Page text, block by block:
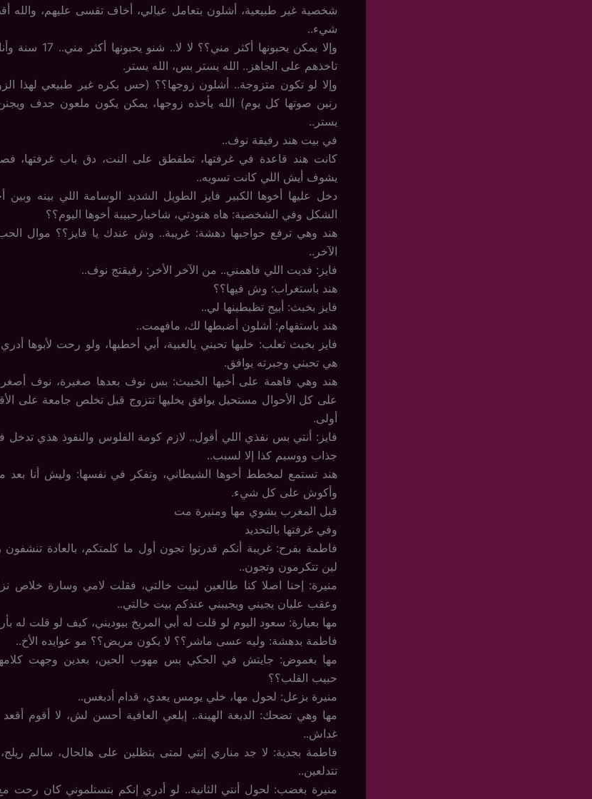
شخصية غير طبيعية، أشلون بتعامل عيالي، أخاف تقسى عليهم، والله
شيء..
وإلا يمكن يحبونها
تاخذهم على الجاهز.. الله يستر بس، الله يستر.
وإلا لو تكون متزوجة.. أشلون زوجها؟؟ (حس بكره غير طبيعي لهذا
رنين صوتها كل يوم) الله يأخذه زوجها، يمكن يكون ملعون جدف ويجنن
يستر..
في بيت هند رفيقة نوف..
كانت هند قاعدة في غرفتها، تطقطق على النت، دق باب غرفتها،
يشوف أيش اللي كانت تسويه..
دخل عليها أخوها الكبير فايز الطويل الشديد الوسامة اللي بينه
الشكل وفي الشخصية: هاه هنودتي، شاخبارحبيبة أخوها اليوم؟؟
هند وهي ترفع حواجبها دهشة: غريبة.. وش عندك يا فايز؟؟ موال
الآخر..
فايز: فديت اللي فاهمني.. من الآخر الأخر: رفيقتج نوف..
هند باستغراب: وش فيها؟؟
فايز بخبث: أبيج تظبطينها لي..
هند باستفهام: أشلون أضبطها لك، مافهمت..
فايز بخبث ثعلب: خليها تحبني يالغبية، أبي أخطبها، ولو رحت لأبوها
هي تحبني وجبرته يوافق.
هند وهي فاهمة على أخيها الخبيث: بس نوف بعدها صغيرة، نوف أصغر
على كل الأحوال مستحيل يوافق يخليها تتزوج قبل تخلص جامعة على
أولى.
فايز: أنتي بس نفذي اللي أقول.. لازم كومة الفلوس والنفوذ هذي
جذاب ووسيم كذا إلا لسبب..
هند تستمع لمخطط أخوها الشيطاني، وتفكر في نفسها: وليش أنا بعد
وأكوش على كل شيء.
قبل المغرب بشوي مها ومنيرة مت
وفي غرفتها بالتحديد
فاطمة بفرح: غريبة أنكم قدرتوا تجون أول ما كلمتكم، بالعادة
لين تتكرمون وتجون..
منيرة: إحنا اصلا كنا طالعين لبيت خالتي، فقلت لامي وسارة خلاص
وعقب عليان يجيني ويجيبني عندكم بيت خالتي..
مها بعيارة: سعود اليوم لو قلت له أبي المريخ بيوديني، كيف لو قلت له
فاطمة بدهشة: وليه عسى ماشر؟؟ لا يكون مريض؟؟ مو عوايده الأخ..
مها بغموض: جايتش في الحكي بس مهوب الحين، بعدين وجهت كلامها
حبيب القلب؟؟
منيرة بزعل: لحول مها، خلي يومس يعدي، قدام أدبغس..
مها وهي تضحك: الدبغة الهينة.. إبلعي العافية أحسن لش، لا أقوم
غداش..
فاطمة بجدية: لا جد مناري إنتي لمتى بتظلين على هالحال، سالم
تتدلعين..
منيرة بغضب: لحول أنتي الثانية.. لو أدري إنكم بتستلموني كان رحت